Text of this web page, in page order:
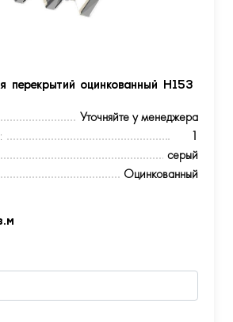
перекрытий оцинкованный Н153
Уточняйте у менеджера
1
серый
Оцинкованный